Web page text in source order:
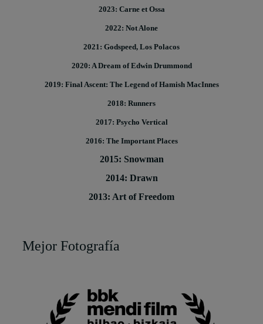
2023: Carne et Ossa
2022: Not Alone
2021: Godspeed, Los Polacos
2020: A Dream of Edwin Drummond
2019: Final Ascent: The Legend of Hamish MacInnes
2018: Runners
2017: Psycho Vertical
2016: The Important Places
2015: Snowman
2014: Drawn
2013: Art of Freedom
Mejor Fotografía